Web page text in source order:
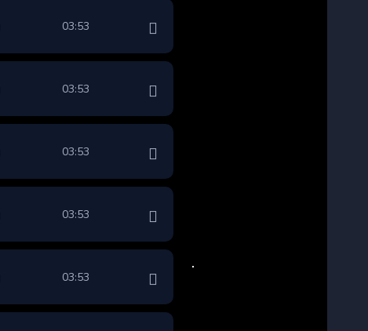
03:53
03:53
03:53
03:53
03:53